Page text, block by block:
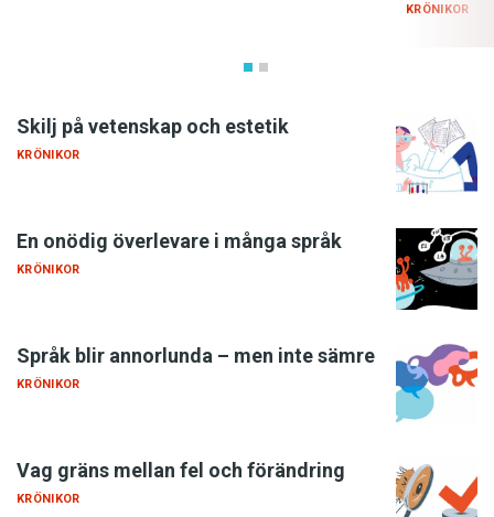
KRÖNIKOR
Skilj på vetenskap och estetik
KRÖNIKOR
En onödig överlevare i många språk
KRÖNIKOR
Språk blir annorlunda – men inte sämre
KRÖNIKOR
Vag gräns mellan fel och förändring
KRÖNIKOR